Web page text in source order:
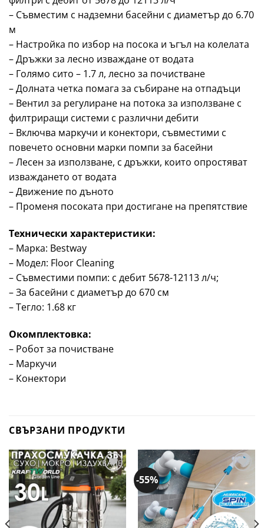
– Съвместим с надземни басейни с диаметър до 6.70
м
– Настройка по избор на посока и ъгъл на колелата
– Дръжки за лесно изваждане от водата
– Голямо сито – 1.7 л, лесно за почистване
– Долната четка помага за събиране на отпадъци
– Вентил за регулиране на потока за използване с
филтриращи системи с различни дебити
– Включва маркучи и конектори, съвместими с
повечето основни марки помпи за басейни
– Лесен за използване, с дръжки, които опростяват
изваждането от водата
– Движение по дъното
– Променя посоката при достигане на препятствие
Технически характеристики:
– Марка: Bestway
– Модел: Floor Cleaning
– Съвместими помпи: с дебит 5678-12113 л/ч;
– За басейни с диаметър до 670 см
– Тегло: 1.68 кг
Окомплектовка:
– Робот за почистване
– Маркучи
– Конектори
СВЪРЗАНИ ПРОДУКТИ
Добави
в
желани
-55%
Добави
желани